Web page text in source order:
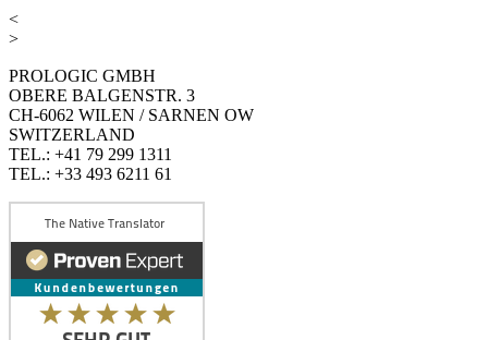
<
>
PROLOGIC GMBH
OBERE BALGENSTR. 3
CH-6062 WILEN / SARNEN OW
SWITZERLAND
TEL.: +41 79 299 1311
TEL.: +33 493 6211 61